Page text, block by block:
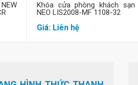
Khóa cửa phòng khách sạn
NEO LIS2008-MF 1108-32
Giá: Liên hệ